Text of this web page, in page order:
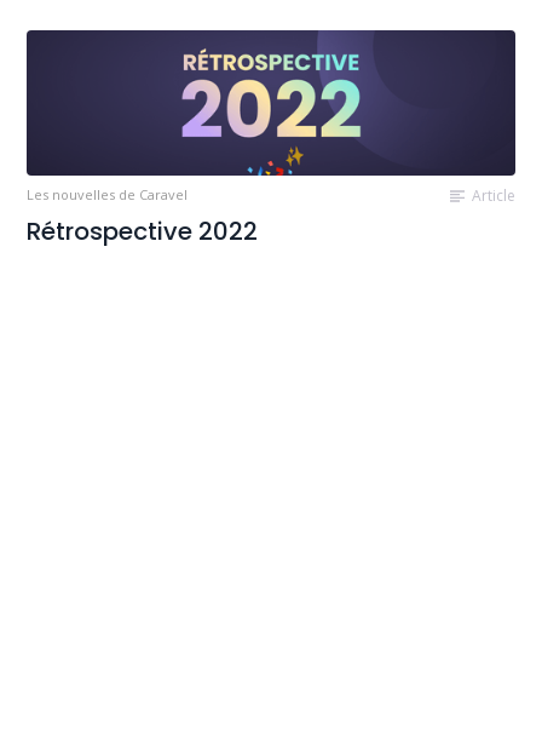
Les nouvelles de Caravel Article
Rétrospective 2022